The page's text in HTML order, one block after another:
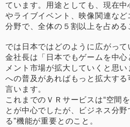
ています。用途としても、現在
やライブイベント、映像関連など
分野で、全体の５割以上を占める
では日本ではどのように広がって
金社長は「日本でもゲームを中
メント市場が拡大していくと思
への普及があればもっと拡大する
言います。
これまでのＶＲサービスは“空間
とが中心でしたが、ビジネス分野
る”機能が重要とのこと。